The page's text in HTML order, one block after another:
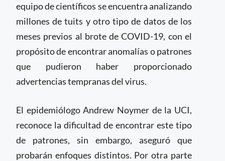
equipo de científicos se encuentra analizando
millones de tuits y otro tipo de datos de los
meses previos al brote de COVID-19, con el
propósito de encontrar anomalías o patrones
que pudieron haber proporcionado
advertencias tempranas del virus.
El epidemiólogo Andrew Noymer de la UCI,
reconoce la dificultad de encontrar este tipo
de patrones, sin embargo, aseguró que
probarán enfoques distintos. Por otra parte